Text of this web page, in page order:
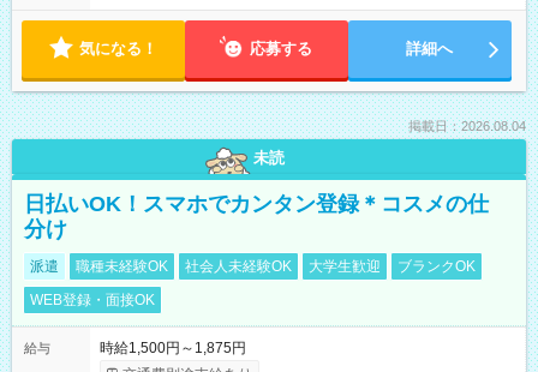
気になる！ 応募する 詳細へ
掲載日：2026.08.04
未読
日払いOK！スマホでカンタン登録＊コスメの仕
分け
派遣 職種未経験OK 社会人未経験OK 大学生歓迎
ブランクOK
WEB登録・面接OK
給与
時給1,500円～1,875円